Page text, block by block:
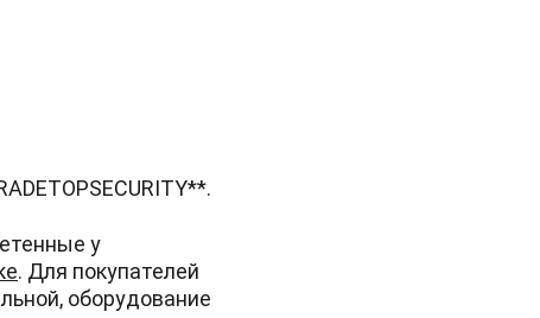
у
. Для покупателей
оборудование